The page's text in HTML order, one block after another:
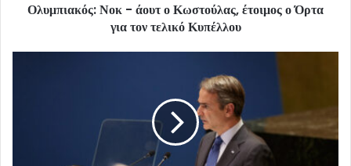
Ολυμπιακός: Νοκ - άουτ ο Κωστούλας, έτοιμος ο Όρτα
για τον τελικό Κυπέλλου